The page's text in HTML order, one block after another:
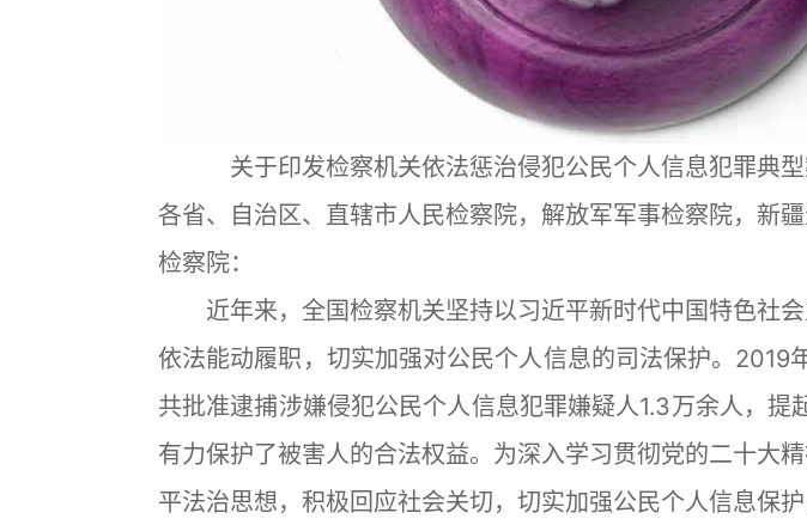
关于印发检察机关依法惩治侵犯公民个人信息犯罪典
各省、自治区、直辖市人民检察院，解放军军事检察院，新
检察院：
近年来，全国检察机关坚持以习近平新时代中国特色社会
依法能动履职，切实加强对公民个人信息的司法保护。2019
共批准逮捕涉嫌侵犯公民个人信息犯罪嫌疑人1.3万余人，提
有力保护了被害人的合法权益。为深入学习贯彻党的二十大
平法治思想，积极回应社会关切，切实加强公民个人信息保护